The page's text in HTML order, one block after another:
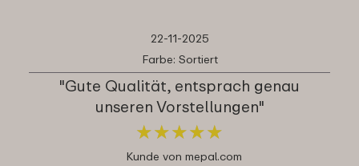
22-11-2025
Farbe: Sortiert
"Gute Qualität, entsprach genau
unseren Vorstellungen"
★★★★★
★★★★★
Kunde von mepal.com